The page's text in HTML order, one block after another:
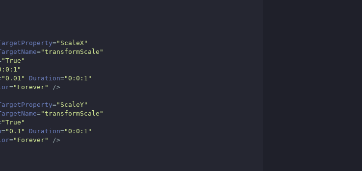
="ScaleX"
="transformScale"
"True"
"0.01" Duration="0:0:1"
="Forever" />
="ScaleY"
="transformScale"
"True"
="0.1" Duration="0:0:1"
="Forever"
/>